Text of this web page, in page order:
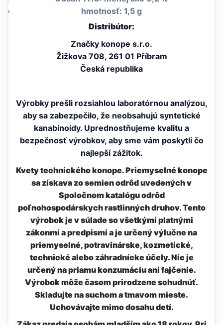
hmotnosť: 1,5 g
Distribútor:
Značky konope s.r.o.
Žižkova 708, 261 01 Příbram
Česká republika
Výrobky prešli rozsiahlou laboratórnou analýzou,
aby sa zabezpečilo, že neobsahujú syntetické
kanabinoidy. Uprednostňujeme kvalitu a
bezpečnosť výrobkov, aby sme vám poskytli čo
najlepší zážitok.
Kvety technického konope. Priemyselné konope
sa získava zo semien odrôd uvedených v
Spoločnom katalógu odrôd
poľnohospodárskych rastlinných druhov. Tento
výrobok je v súlade so všetkými platnými
zákonmi a predpismi a je určený výlučne na
priemyselné, potravinárske, kozmetické,
technické alebo záhradnícke účely. Nie je
určený na priamu konzumáciu ani fajčenie.
Výrobok môže časom prirodzene schudnúť.
Skladujte na suchom a tmavom mieste.
Uchovávajte mimo dosahu detí.